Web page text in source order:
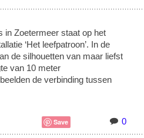
in Zoetermeer staat op het
‘Het leefpatroon’. In de
de silhouetten van maar liefst
van 10 meter
de verbinding tussen
Save 0